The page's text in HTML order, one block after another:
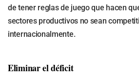
de tener reglas de juego que hacen
sectores productivos no sean
internacionalmente.
Eliminar el déficit